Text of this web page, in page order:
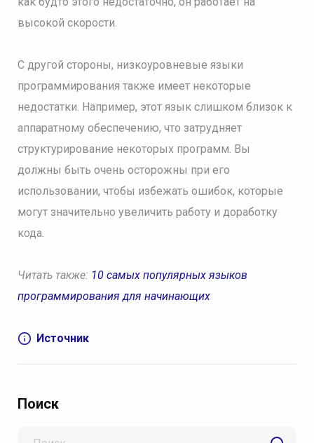
высокой скорости.
С другой стороны, низкоуровневые языки
программирования также имеет некоторые
недостатки. Например, этот язык слишком близок к
аппаратному обеспечению, что затрудняет
структурирование некоторых программ. Вы
должны быть очень осторожны при его
использовании, чтобы избежать ошибок, которые
могут значительно увеличить работу и доработку
кода.
Читать также: 10 самых популярных языков
программирования для начинающих
Источник
Поиск